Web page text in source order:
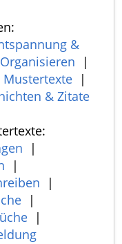
&
|
|
& Zitate
|
|
|
|
|